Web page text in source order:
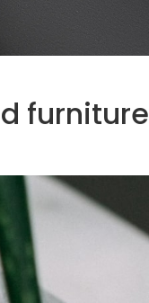
furniture